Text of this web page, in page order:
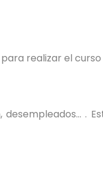
realizar el
desempleados… .